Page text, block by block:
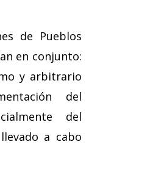
de Pueblos
en conjunto:
y arbitrario
del
del
a cabo